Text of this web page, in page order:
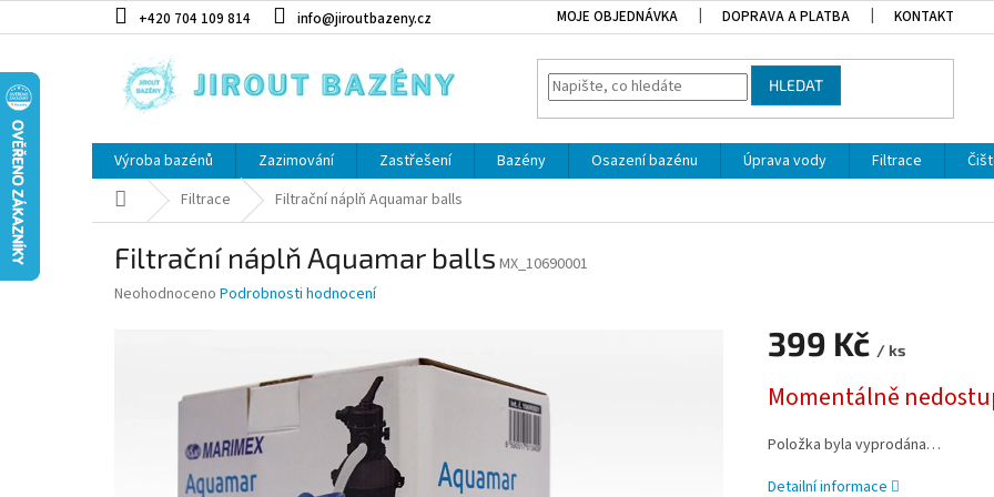
+420 704 109 814 info@jiroutbazeny.cz MOJE OBJEDNÁVKA DOPRAVA A PLATBA KONTAKT
HLEDAT
Výroba bazénů Zazimování Zastřešení Bazény Osazení bazénu Úprava vody Filtrace
Domů Filtrace Filtrační náplň Aquamar balls
Filtrační náplň Aquamar balls MX_10690001
Průměrné hodnocení produktu je 0,0 z 5 hvězdiček.
Neohodnoceno Podrobnosti hodnocení
399 Kč / ks
Momentálně
Položka byla vyprodána…
Detailní informace